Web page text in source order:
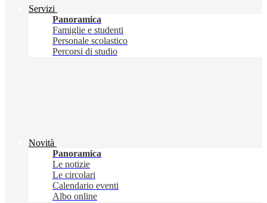
Servizi
Panoramica
Famiglie e studenti
Personale scolastico
Percorsi di studio
Novità
Panoramica
Le notizie
Le circolari
Calendario eventi
Albo online